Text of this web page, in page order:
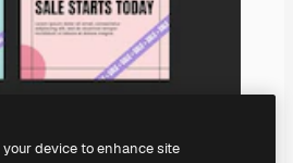
device to enhance site